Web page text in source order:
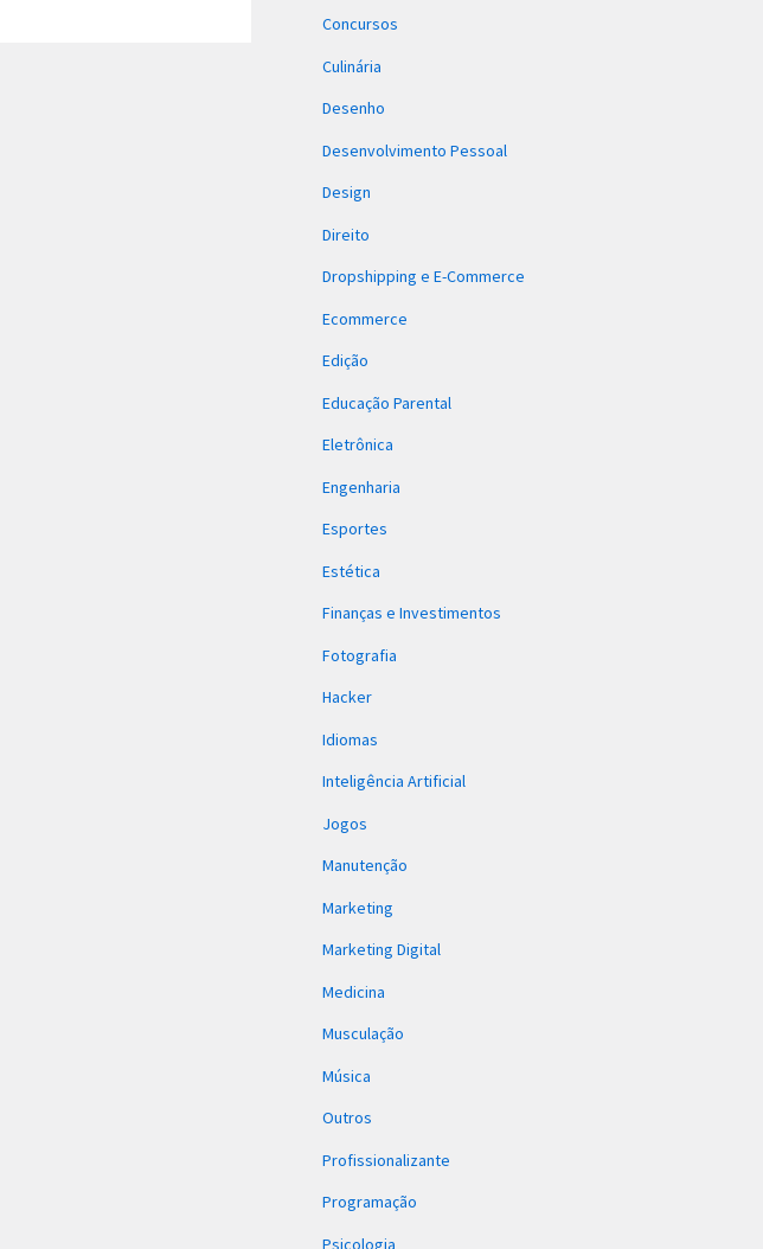
Concursos
Culinária
Desenho
Desenvolvimento Pessoal
Design
Direito
Dropshipping e E-Commerce
Ecommerce
Edição
Educação Parental
Eletrônica
Engenharia
Esportes
Estética
Finanças e Investimentos
Fotografia
Hacker
Idiomas
Inteligência Artificial
Jogos
Manutenção
Marketing
Marketing Digital
Medicina
Musculação
Música
Outros
Profissionalizante
Programação
Psicologia